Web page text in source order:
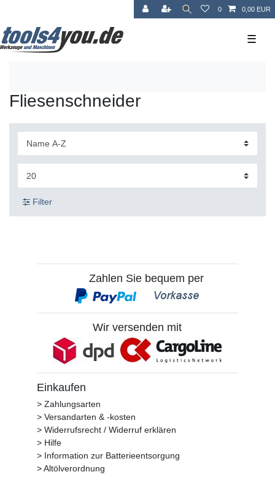
0 0,00 EUR
☰
Fliesenschneider
Filter
Zahlen Sie bequem per
Wir versenden mit
Einkaufen
> Zahlungsarten
> Versandarten & -kosten
> Widerrufsrecht / Widerruf erklären
> Hilfe
> Information zur Batterieentsorgung
> Altölverordnung